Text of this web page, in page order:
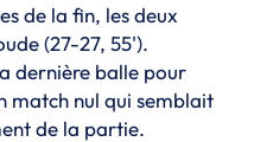
de la fin, les deux
(27-27, 55').
dernière balle pour
match nul qui semblait
de la partie.